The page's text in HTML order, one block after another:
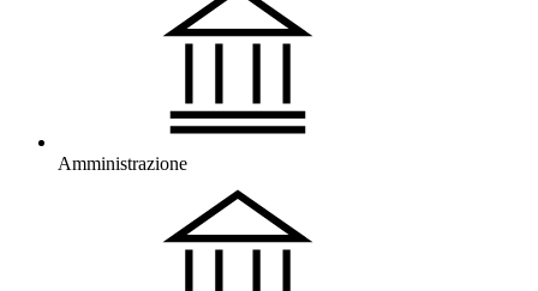
Amministrazione